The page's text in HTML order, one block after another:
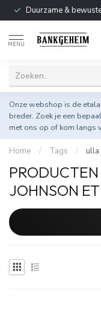
Duurzame &
MENU
Onze webshop is de
breder. Zoek je een
met ons op of kom langs
Home / Tags / ulla
JOHNSON